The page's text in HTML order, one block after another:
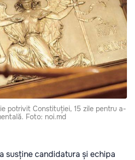
potrivit Constituției, 15 zile pentru a-
Foto: noi.md
susține candidatura și echipa